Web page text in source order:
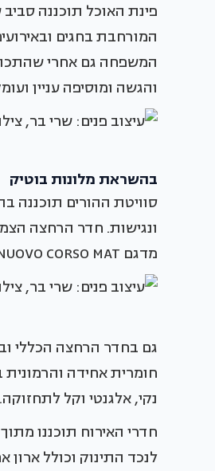
פינת האוכל תוכננה
המורחבת בחגים
המשפחה גם אחרי
והגשה ומוסיפה עניין
בהשראת מלונות בוטיק
סוויטת ההורים תוכננה
ונגישות. חדר הרחצה
מדגם NUOVO CORSO MAT, כיורים אינטגרליים ופתרונות תכנון שמעניקים תחושה של רוגע ופינוק יומיומי.
גם בחדר הרחצה הכללי
חומרית אחידה והרמונית
נקי, אלגנטי וקל לתחזוקה.
חדרי האירוח תוכננו
לנכד התינוק וכולל